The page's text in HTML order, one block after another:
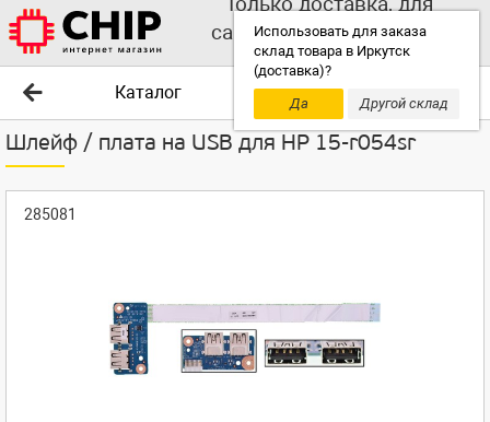
Использовать для заказа
склад товара в Иркутск
(доставка)?
Да
Другой склад
самовывоза выбирайте
другой склад!
Каталог
Шлейф / плата на USB для HP 15-r054sr
285081